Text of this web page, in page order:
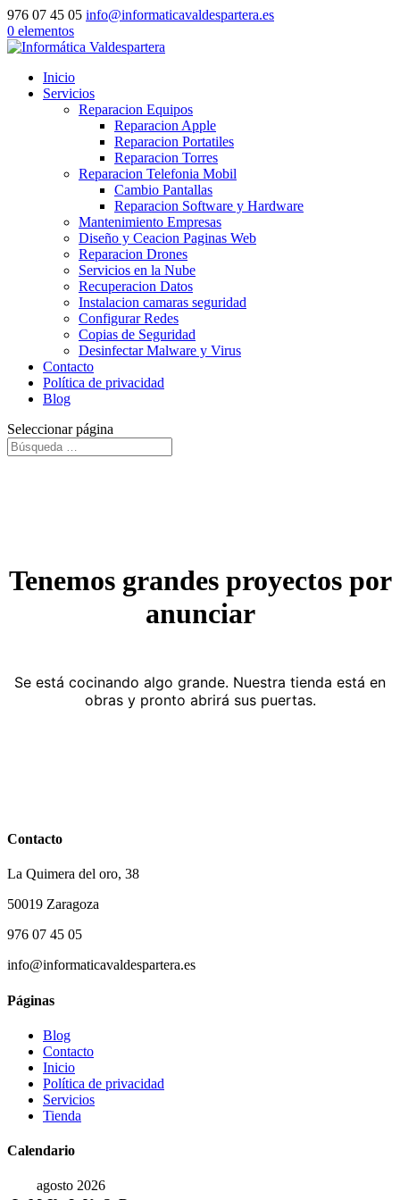
976 07 45 05 info@informaticavaldespartera.es
0 elementos
Inicio
Servicios
Reparacion Equipos
Reparacion Apple
Reparacion Portatiles
Reparacion Torres
Reparacion Telefonia Mobil
Cambio Pantallas
Reparacion Software y Hardware
Mantenimiento Empresas
Diseño y Ceacion Paginas Web
Reparacion Drones
Servicios en la Nube
Recuperacion Datos
Instalacion camaras seguridad
Configurar Redes
Copias de Seguridad
Desinfectar Malware y Virus
Contacto
Política de privacidad
Blog
Seleccionar página
Tenemos grandes proyectos por
anunciar
Se está cocinando algo grande. Nuestra tienda está en
obras y pronto abrirá sus puertas.
Contacto
La Quimera del oro, 38
50019 Zaragoza
976 07 45 05
info@informaticavaldespartera.es
Páginas
Blog
Contacto
Inicio
Política de privacidad
Servicios
Tienda
Calendario
agosto 2026